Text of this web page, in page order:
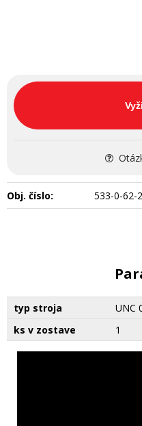
Obj. číslo: 533-0-62-
typ stroja
UNC
ks v zostave
1